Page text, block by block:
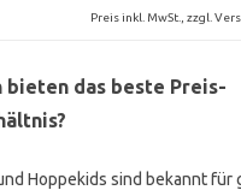
Preis inkl. MwSt., zzgl.
bieten das beste Preis-
Hoppekids sind bekannt für